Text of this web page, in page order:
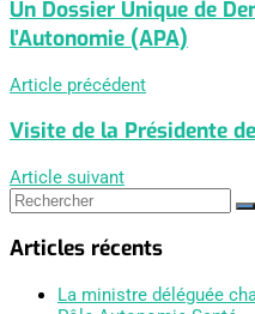
Un Dossier Unique de
l’Autonomie (APA)
Article précédent
Visite de la Présidente
Article suivant
Articles récents
La ministre déléguée